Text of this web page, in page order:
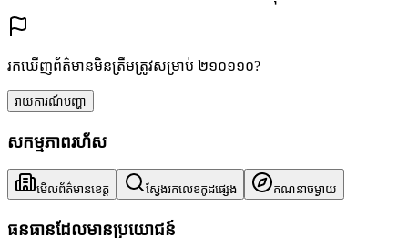
រកឃើញព័ត៌មានមិនត្រឹមត្រូវសម្រាប់ ២១០១១០?
រាយការណ៍បញ្ហា
សកម្មភាពរហ័ស
មើលព័ត៌មានខេត្ត ស្វែងរកលេខកូដផ្សេង គណនាចម្ងាយ
ធនធានដែលមានប្រយោជន៍